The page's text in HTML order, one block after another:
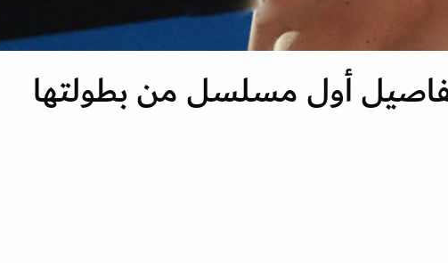
أول مسلسل من بطولتها